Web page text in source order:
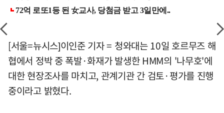
[서울=뉴시스]이인준 기자 = 청와대는 10일 호르무즈 해
협에서 정박 중 폭발·화재가 발생한 HMM의 '나무호'에
대한 현장조사를 마치고, 관계기관 간 검토·평가를 진행
중이라고 밝혔다.